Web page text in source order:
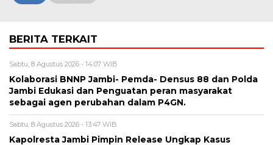
BERITA TERKAIT
Sabtu, 8 Agustus 2026 - 14:07 WIB
Kolaborasi BNNP Jambi- Pemda- Densus 88 dan Polda
Jambi Edukasi dan Penguatan peran masyarakat
sebagai agen perubahan dalam P4GN.
Sabtu, 8 Agustus 2026 - 13:47 WIB
Kapolresta Jambi Pimpin Release Ungkap Kasus